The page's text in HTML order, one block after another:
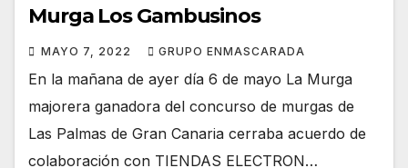
Murga Los Gambusinos
MAYO 7, 2022 GRUPO ENMASCARADA
En la mañana de ayer día 6 de mayo La Murga
majorera ganadora del concurso de murgas de
Las Palmas de Gran Canaria cerraba acuerdo de
colaboración con TIENDAS ELECTRON…